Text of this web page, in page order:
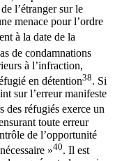
l’étranger sur le
menace pour l’ordre
à la date de la
de condamnations
à l’infraction,
en détention38. Si
sur l’erreur manifeste
des réfugiés exerce un
toute erreur
de l’opportunité
»40. Il est